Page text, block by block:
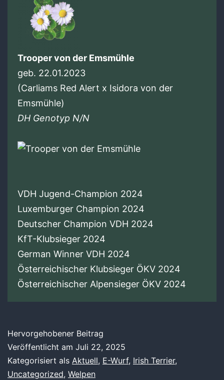
Trooper von der Emsmühle
geb. 22.01.2023
(Carliams Red Alert x Isidora von der
Emsmühle)
DH Genotyp N/N
VDH Jugend-Champion 2024
Luxemburger Champion 2024
Deutscher Champion VDH 2024
KfT-Klubsieger 2024
German Winner VDH 2024
Österreichischer Klubsieger ÖKV 2024
Österreichischer Alpensieger ÖKV 2024
Hervorgehobener Beitrag
Veröffentlicht am Juli 22, 2025
Kategorisiert als Aktuell, E-Wurf, Irish Terrier,
Uncategorized, Welpen